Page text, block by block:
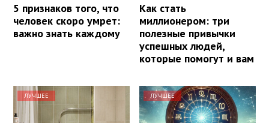
5 признаков того, что
человек скоро умрет:
важно знать каждому
Как стать
миллионером: три
полезные привычки
успешных людей,
которые помогут и вам
ЛУЧШЕЕ ЛУЧШЕЕ